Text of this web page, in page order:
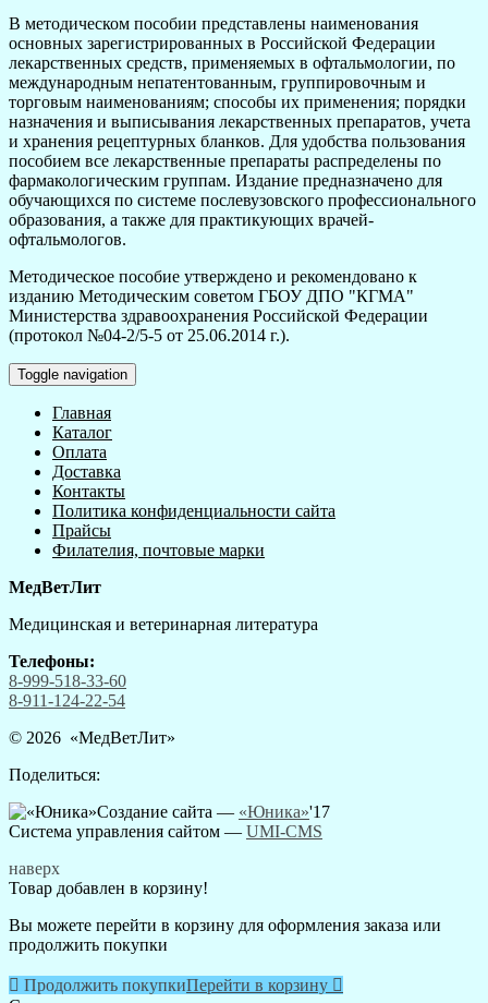
В методическом пособии представлены наименования
основных зарегистрированных в Российской Федерации
лекарственных средств, применяемых в офтальмологии, по
международным непатентованным, группировочным и
торговым наименованиям; способы их применения; порядки
назначения и выписывания лекарственных препаратов, учета
и хранения рецептурных бланков. Для удобства пользования
пособием все лекарственные препараты распределены по
фармакологическим группам. Издание предназначено для
обучающихся по системе послевузовского профессионального
образования, а также для практикующих врачей-
офтальмологов.
Методическое пособие утверждено и рекомендовано к
изданию Методическим советом ГБОУ ДПО "КГМА"
Министерства здравоохранения Российской Федерации
(протокол №04-2/5-5 от 25.06.2014 г.).
Toggle navigation
Главная
Каталог
Оплата
Доставка
Контакты
Политика конфиденциальности сайта
Прайсы
Филателия, почтовые марки
МедВетЛит
Медицинская и ветеринарная литература
Телефоны:
8-999-518-33-60
8-911-124-22-54
© 2026 «МедВетЛит»
Поделиться:
Создание сайта — «Юника»'17
Система управления сайтом — UMI-CMS
наверх
Товар добавлен в корзину!
Вы можете перейти в корзину для оформления заказа или
продолжить покупки
 Продолжить покупкиПерейти в корзину 